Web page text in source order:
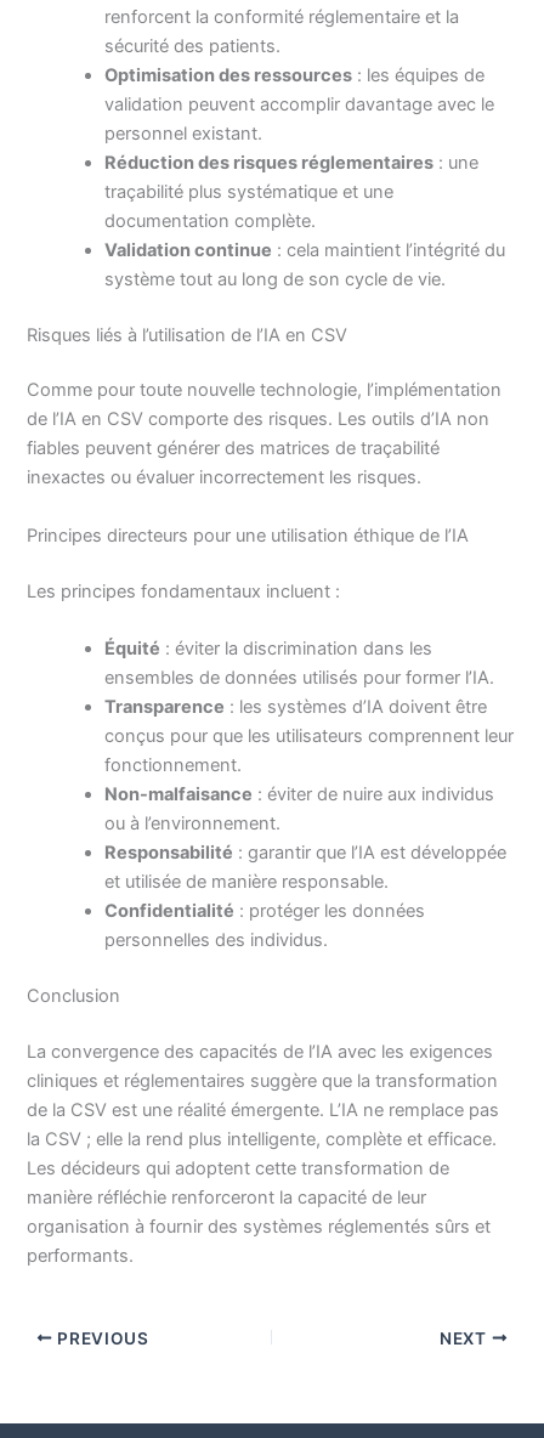
renforcent la conformité réglementaire et la
sécurité des patients.
Optimisation des ressources : les équipes de
validation peuvent accomplir davantage avec le
personnel existant.
Réduction des risques réglementaires : une
traçabilité plus systématique et une
documentation complète.
Validation continue : cela maintient l’intégrité du
système tout au long de son cycle de vie.
Risques liés à l’utilisation de l’IA en CSV
Comme pour toute nouvelle technologie, l’implémentation
de l’IA en CSV comporte des risques. Les outils d’IA non
fiables peuvent générer des matrices de traçabilité
inexactes ou évaluer incorrectement les risques.
Principes directeurs pour une utilisation éthique de l’IA
Les principes fondamentaux incluent :
Équité : éviter la discrimination dans les
ensembles de données utilisés pour former l’IA.
Transparence : les systèmes d’IA doivent être
conçus pour que les utilisateurs comprennent leur
fonctionnement.
Non-malfaisance : éviter de nuire aux individus
ou à l’environnement.
Responsabilité : garantir que l’IA est développée
et utilisée de manière responsable.
Confidentialité : protéger les données
personnelles des individus.
Conclusion
La convergence des capacités de l’IA avec les exigences
cliniques et réglementaires suggère que la transformation
de la CSV est une réalité émergente. L’IA ne remplace pas
la CSV ; elle la rend plus intelligente, complète et efficace.
Les décideurs qui adoptent cette transformation de
manière réfléchie renforceront la capacité de leur
organisation à fournir des systèmes réglementés sûrs et
performants.
PREVIOUS NEXT